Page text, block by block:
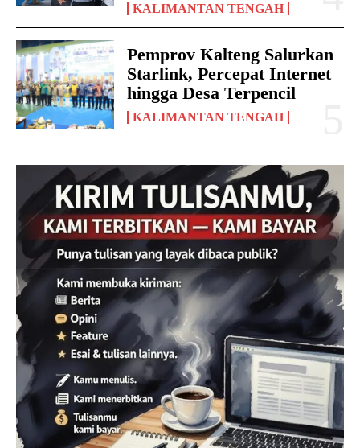
KALIMANTAN TENGAH
Pemprov Kalteng Salurkan
Starlink, Percepat Internet
hingga Desa Terpencil
KALIMANTAN TENGAH